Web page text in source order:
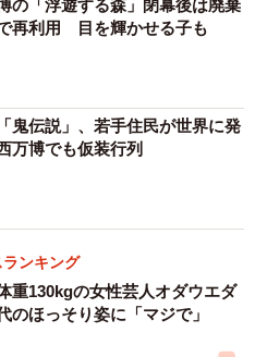
の「浮遊する森」閉幕後は廃棄
再利用 目を輝かせる子も
鬼伝説」、若手住民が世界に発
博でも仮装行列
ンキング
重130kgの女性芸人オダウエダ
ほっそり姿に「マジで」